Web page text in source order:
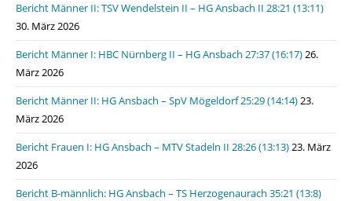
Bericht Männer II: TSV Wendelstein II – HG Ansbach II 28:21 (13:11)
30. März 2026
Bericht Männer I: HBC Nürnberg II – HG Ansbach 27:37 (16:17)26.
März 2026
Bericht Männer II: HG Ansbach – SpV Mögeldorf 25:29 (14:14)23.
März 2026
Bericht Frauen I: HG Ansbach – MTV Stadeln II 28:26 (13:13)23. März
2026
Bericht B-männlich: HG Ansbach – TS Herzogenaurach 35:21 (13:8)